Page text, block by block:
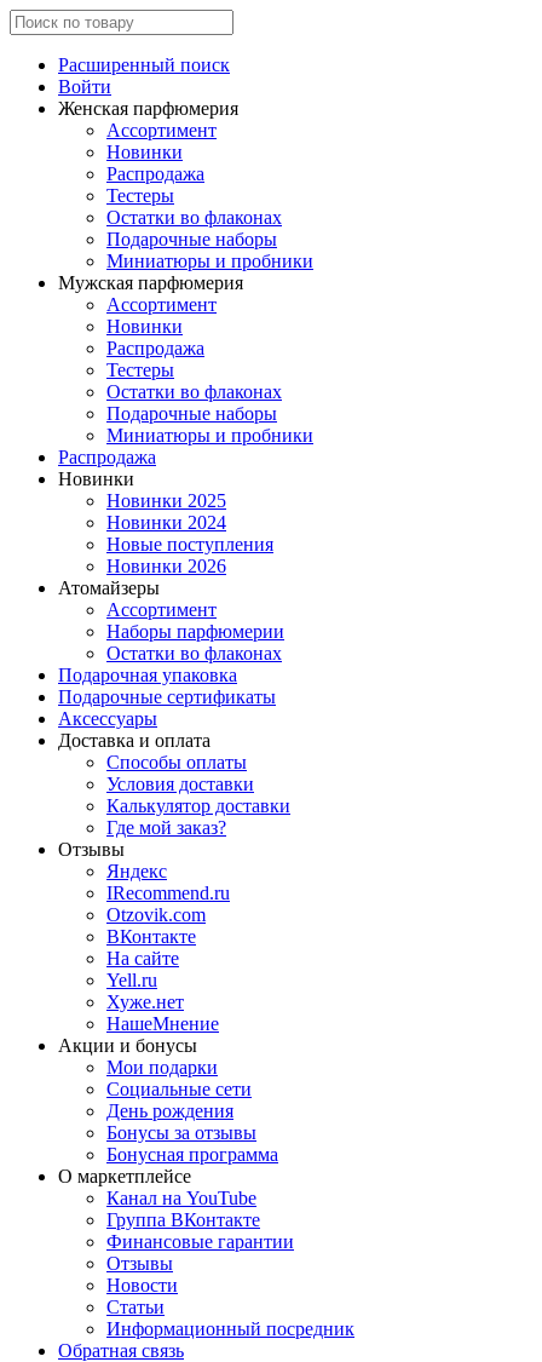
Расширенный поиск
Войти
Женская парфюмерия
Ассортимент
Новинки
Распродажа
Тестеры
Остатки во флаконах
Подарочные наборы
Миниатюры и пробники
Мужская парфюмерия
Ассортимент
Новинки
Распродажа
Тестеры
Остатки во флаконах
Подарочные наборы
Миниатюры и пробники
Распродажа
Новинки
Новинки 2025
Новинки 2024
Новые поступления
Новинки 2026
Атомайзеры
Ассортимент
Наборы парфюмерии
Остатки во флаконах
Подарочная упаковка
Подарочные сертификаты
Аксессуары
Доставка и оплата
Способы оплаты
Условия доставки
Калькулятор доставки
Где мой заказ?
Отзывы
Яндекс
IRecommend.ru
Otzovik.com
ВКонтакте
На сайте
Yell.ru
Хуже.нет
НашеМнение
Акции и бонусы
Мои подарки
Социальные сети
День рождения
Бонусы за отзывы
Бонусная программа
О маркетплейсе
Канал на YouTube
Группа ВКонтакте
Финансовые гарантии
Отзывы
Новости
Статьи
Информационный посредник
Обратная связь